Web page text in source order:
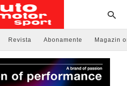
Revista Abonamente Magazin